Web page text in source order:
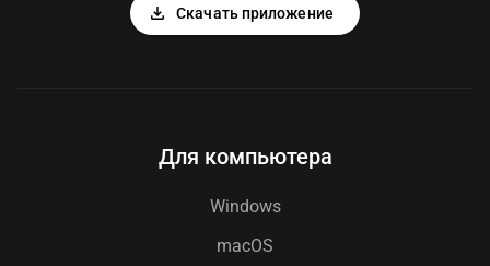
download Скачать приложение
Для компьютера
Windows
macOS